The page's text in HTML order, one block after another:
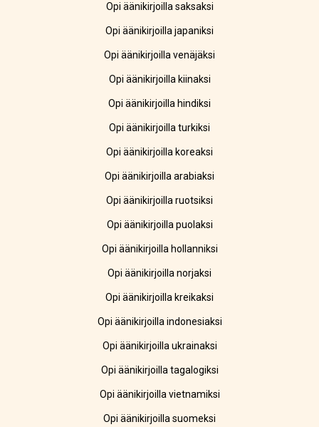
Opi äänikirjoilla saksaksi
Opi äänikirjoilla japaniksi
Opi äänikirjoilla venäjäksi
Opi äänikirjoilla kiinaksi
Opi äänikirjoilla hindiksi
Opi äänikirjoilla turkiksi
Opi äänikirjoilla koreaksi
Opi äänikirjoilla arabiaksi
Opi äänikirjoilla ruotsiksi
Opi äänikirjoilla puolaksi
Opi äänikirjoilla hollanniksi
Opi äänikirjoilla norjaksi
Opi äänikirjoilla kreikaksi
Opi äänikirjoilla indonesiaksi
Opi äänikirjoilla ukrainaksi
Opi äänikirjoilla tagalogiksi
Opi äänikirjoilla vietnamiksi
Opi äänikirjoilla suomeksi